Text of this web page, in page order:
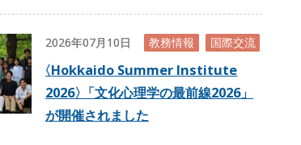
2026年07月10日 教務情報 国際交流
〈Hokkaido Summer Institute
2026〉 「文化心理学の最前線2026」
が開催されました